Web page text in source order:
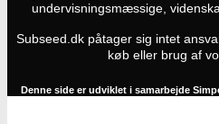
undervisningsmæssige,
Subseed.dk påtager sig intet
køb eller brug af
Denne side er udviklet i samarbejde